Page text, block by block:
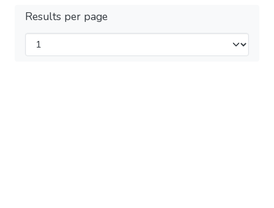
Results per page